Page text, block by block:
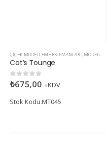
ÇIÇEK MODELLEME EKIPMANLARI, MODELLEME EKIPMANLARI
Cat’s Tounge
05 üzerinden
₺675,00 +KDV
Stok Kodu:MT045